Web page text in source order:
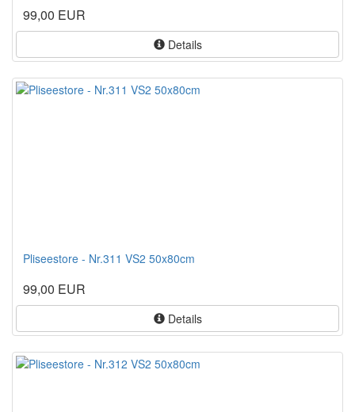
99,00 EUR
Details
Pliseestore - Nr.311 VS2 50x80cm
99,00 EUR
Details